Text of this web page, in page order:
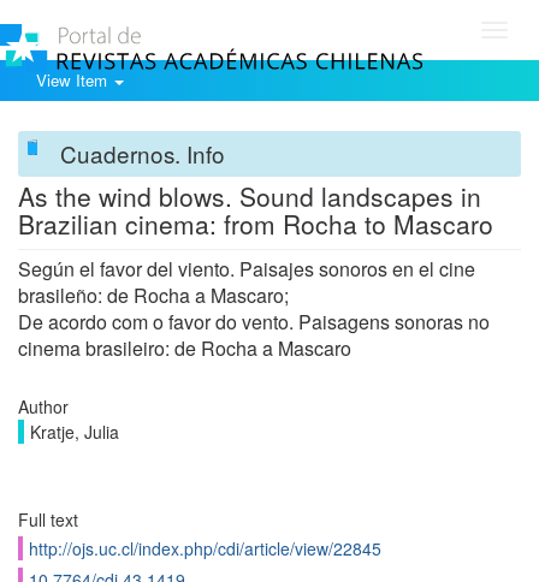
View Item
Cuadernos. Info
As the wind blows. Sound landscapes in
Brazilian cinema: from Rocha to Mascaro
Según el favor del viento. Paisajes sonoros en el cine
brasileño: de Rocha a Mascaro;
De acordo com o favor do vento. Paisagens sonoras no
cinema brasileiro: de Rocha a Mascaro
Author
Kratje, Julia
Full text
http://ojs.uc.cl/index.php/cdi/article/view/22845